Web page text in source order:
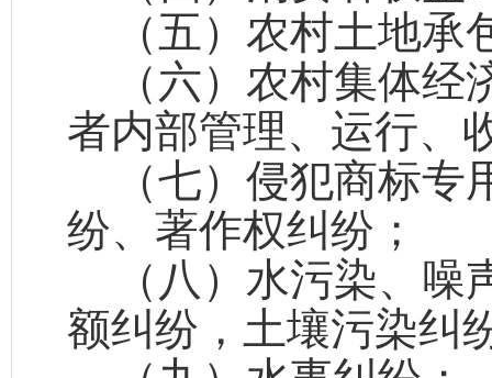
（五）农村土地承
（六）农村集体
者内部管理、运行、
（七）侵犯商标
纷、著作权纠纷；
（八）水污染、
额纠纷，土壤污染纠